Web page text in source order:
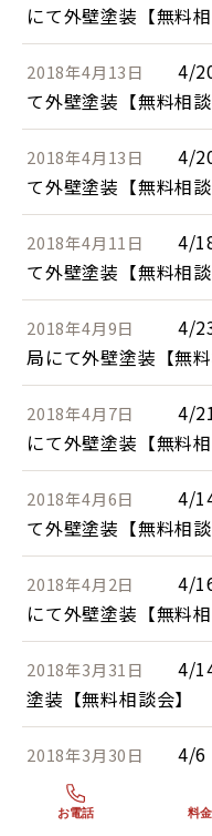
にて外壁塗装【無料相
2018年4月13日
4/
て外壁塗装【無料相談
2018年4月13日
4/
て外壁塗装【無料相談
2018年4月11日
4/
て外壁塗装【無料相談
2018年4月9日
4/
局にて外壁塗装【無料
2018年4月7日
4/
にて外壁塗装【無料相
2018年4月6日
4/
て外壁塗装【無料相談
2018年4月2日
4/
にて外壁塗装【無料相
2018年3月31日
4/
塗装【無料相談会】
2018年3月30日
4/6
外壁塗装【無料相談会
お電話 料